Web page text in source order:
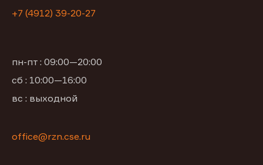
+7 (4912) 39-20-27
пн-пт : 09:00—20:00
сб : 10:00—16:00
вс : выходной
office@rzn.cse.ru